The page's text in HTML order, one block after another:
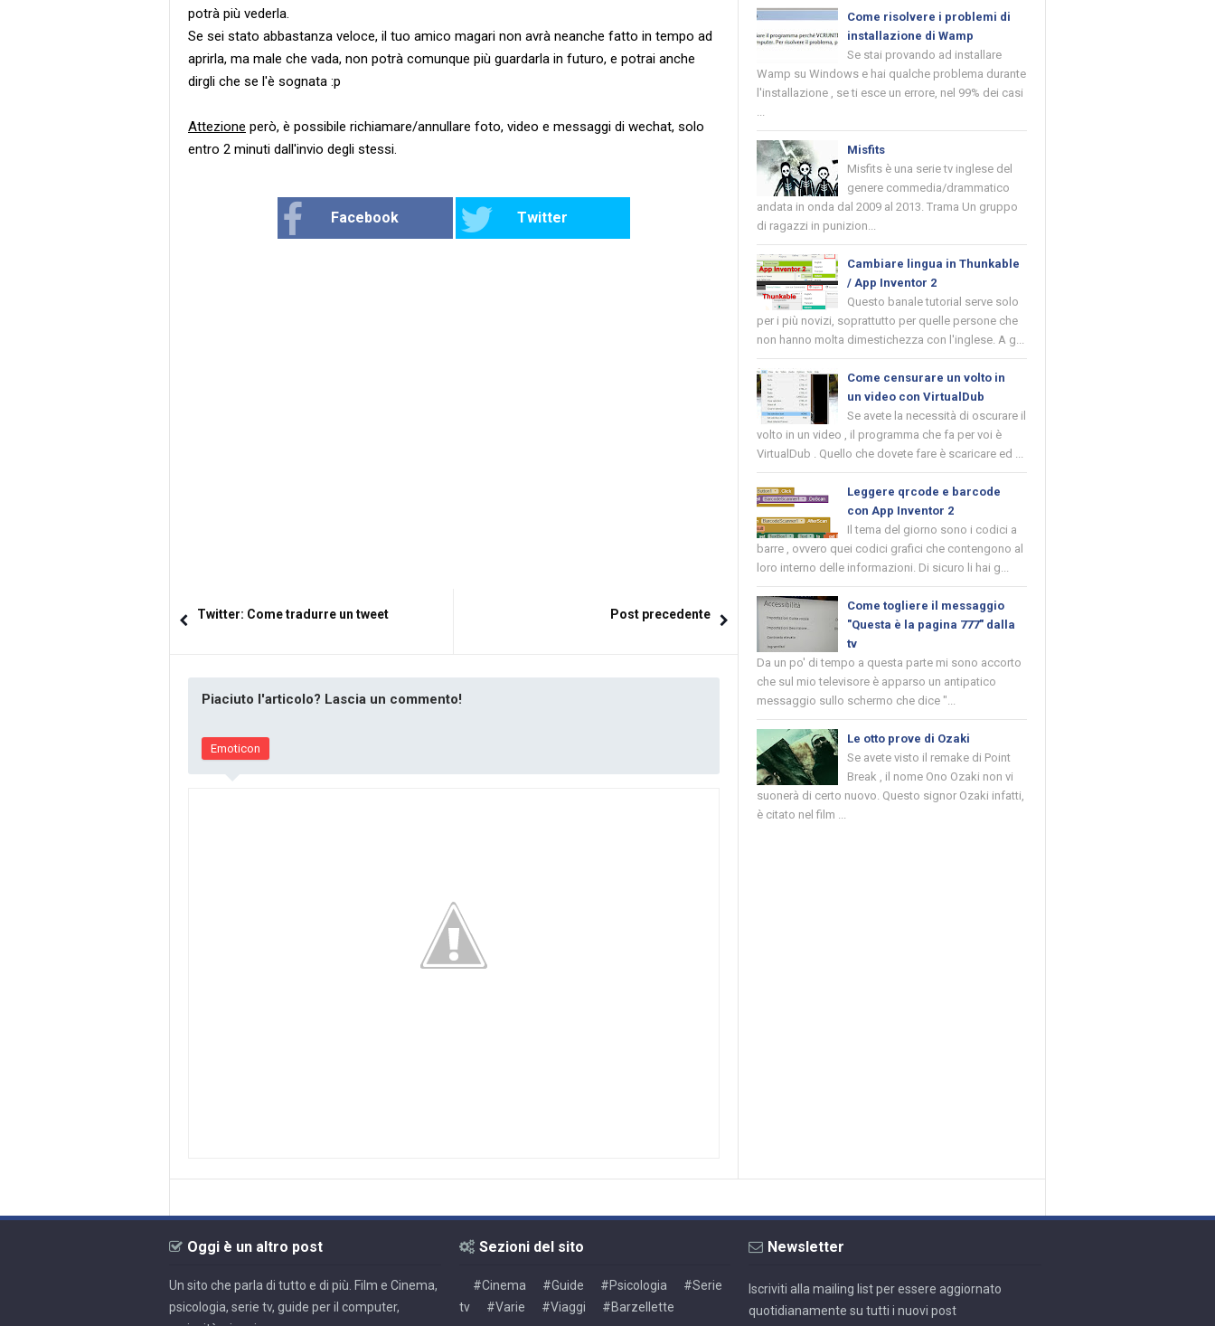
potrà più vederla.
Se sei stato abbastanza veloce, il tuo amico magari non avrà neanche fatto in tempo ad
aprirla, ma male che vada, non potrà comunque più guardarla in futuro, e potrai anche
dirgli che se l'è sognata :p
Attezione però, è possibile richiamare/annullare foto, video e messaggi di wechat, solo
entro 2 minuti dall'invio degli stessi.
Facebook Twitter
Twitter: Come tradurre un tweet Post precedente
Piaciuto l'articolo? Lascia un commento!
Emoticon
Come risolvere i problemi di
installazione di Wamp
Se stai provando ad installare
Wamp su Windows e hai qualche problema durante
l'installazione , se ti esce un errore, nel 99% dei casi
...
Misfits
Misfits è una serie tv inglese del
genere commedia/drammatico
andata in onda dal 2009 al 2013. Trama Un gruppo
di ragazzi in punizion...
Cambiare lingua in Thunkable
/ App Inventor 2
Questo banale tutorial serve solo
per i più novizi, soprattutto per quelle persone che
non hanno molta dimestichezza con l'inglese. A g...
Come censurare un volto in
un video con VirtualDub
Se avete la necessità di oscurare il
volto in un video , il programma che fa per voi è
VirtualDub . Quello che dovete fare è scaricare ed ...
Leggere qrcode e barcode
con App Inventor 2
Il tema del giorno sono i codici a
barre , ovvero quei codici grafici che contengono al
loro interno delle informazioni. Di sicuro li hai g...
Come togliere il messaggio
"Questa è la pagina 777" dalla
tv
Da un po' di tempo a questa parte mi sono accorto
che sul mio televisore è apparso un antipatico
messaggio sullo schermo che dice "...
Le otto prove di Ozaki
Se avete visto il remake di Point
Break , il nome Ono Ozaki non vi
suonerà di certo nuovo. Questo signor Ozaki infatti,
è citato nel film ...
Oggi è un altro post
Un sito che parla di tutto e di più. Film e Cinema,
psicologia, serie tv, guide per il computer,
Sezioni del sito
#Cinema #Guide #Psicologia
#Serie
tv
#Varie #Viaggi #Barzellette
Newsletter
Iscriviti alla mailing list per essere aggiornato
quotidianamente su tutti i nuovi post